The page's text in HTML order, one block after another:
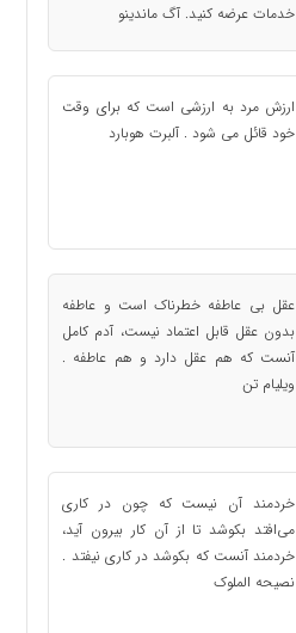
خدمات عرضه کنید. آگ ماندینو
ارزش مرد به ارزشی است که برای وقت
خود قائل می شود . آلبرت هوبارد
عقل بی عاطفه خطرناک است و عاطفه
بدون عقل قابل اعتماد نیست، آدم کامل
آنست که هم عقل دارد و هم عاطفه .
ویلیام تن
خردمند آن نیست که چون در کاری
می‌افتد بکوشد تا از آن کار بیرون آید،
خردمند آنست که بکوشد در کاری نیفتد .
نصیحه الملوک